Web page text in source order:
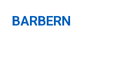
BARBERN